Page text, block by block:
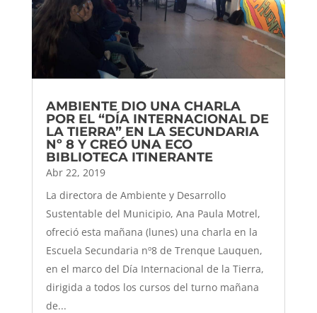
AMBIENTE DIO UNA CHARLA
POR EL “DÍA INTERNACIONAL DE
LA TIERRA” EN LA SECUNDARIA
Nº 8 Y CREÓ UNA ECO
BIBLIOTECA ITINERANTE
Abr 22, 2019
La directora de Ambiente y Desarrollo
Sustentable del Municipio, Ana Paula Motrel,
ofreció esta mañana (lunes) una charla en la
Escuela Secundaria nº8 de Trenque Lauquen,
en el marco del Día Internacional de la Tierra,
dirigida a todos los cursos del turno mañana
de...